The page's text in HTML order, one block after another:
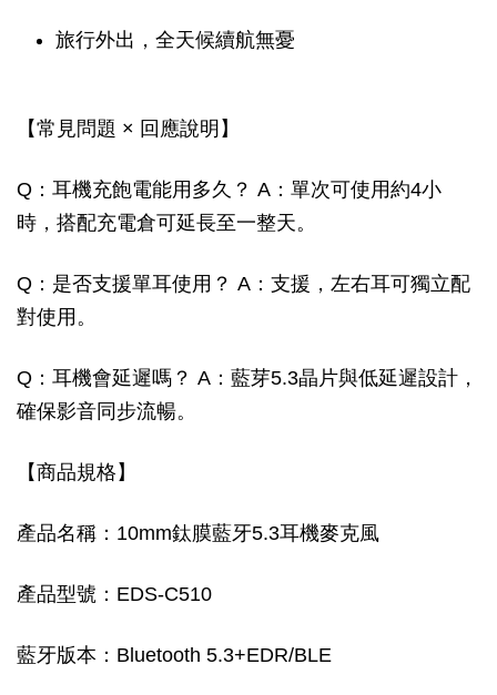
旅行外出，全天候續航無憂
【常見問題 × 回應說明】
Q：耳機充飽電能用多久？ A：單次可使用約4小
時，搭配充電倉可延長至一整天。
Q：是否支援單耳使用？ A：支援，左右耳可獨立配
對使用。
Q：耳機會延遲嗎？ A：藍芽5.3晶片與低延遲設計，
確保影音同步流暢。
【商品規格】
產品名稱：10mm鈦膜藍牙5.3耳機麥克風
產品型號：EDS-C510
藍牙版本：Bluetooth 5.3+EDR/BLE